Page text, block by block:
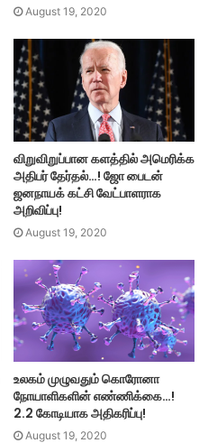
August 19, 2020
விறுவிறுப்பான களத்தில் அமெரிக்க
அதிபர் தேர்தல்…! ஜோ பைடன்
ஜனநாயக் கட்சி வேட்பாளராக
அறிவிப்பு!
August 19, 2020
உலகம் முழுவதும் கொரோனா
நோயாளிகளின் எண்ணிக்கை…!
2.2 கோடியாக அதிகரிப்பு!
August 19, 2020